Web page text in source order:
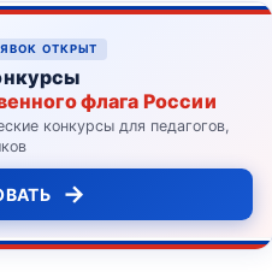
ОТКРЫТ
флага России
конкурсы для педагогов,
→